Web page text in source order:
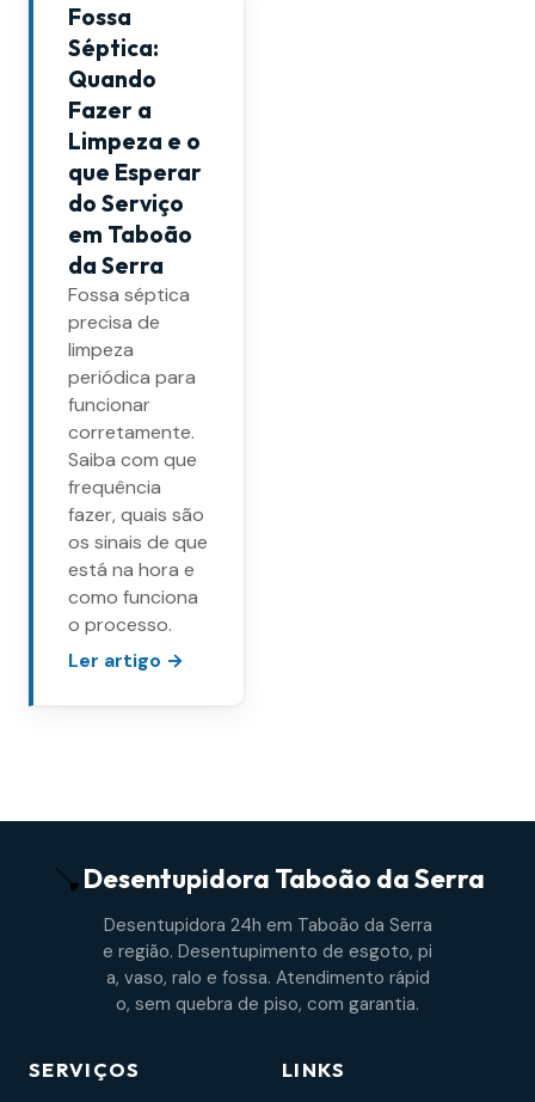
Fossa
Séptica:
Quando
Fazer a
Limpeza e o
que Esperar
do Serviço
em Taboão
da Serra
Fossa séptica
precisa de
limpeza
periódica para
funcionar
corretamente.
Saiba com que
frequência
fazer, quais são
os sinais de que
está na hora e
como funciona
o processo.
Ler artigo →
Desentupidora Taboão da Serra
Desentupidora 24h em Taboão da Serra
e região. Desentupimento de esgoto, pi
a, vaso, ralo e fossa. Atendimento rápid
o, sem quebra de piso, com garantia.
SERVIÇOS LINKS